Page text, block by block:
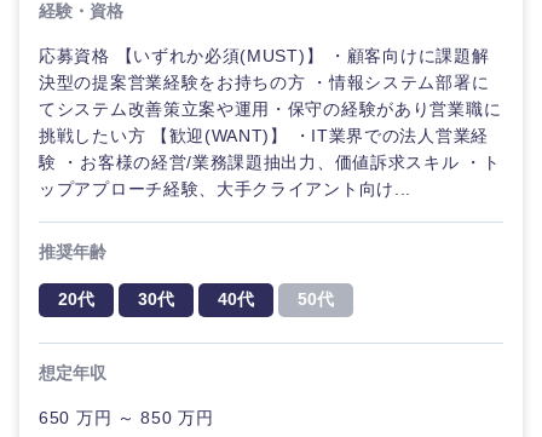
近畿地方
滋賀県 京都府
大阪府 兵庫県
奈良県
経験・資格
応募資格 【いずれか必須(MUST)】 ・顧客向けに課題解
決型の提案営業経験をお持ちの方 ・情報システム部署に
てシステム改善策立案や運用・保守の経験があり営業職に
挑戦したい方 【歓迎(WANT)】 ・IT業界での法人営業経
験 ・お客様の経営/業務課題抽出力、価値訴求スキル ・ト
ップアプローチ経験、大手クライアント向け...
推奨年齢
20代 30代 40代 50代
想定年収
650 万円 ～ 850 万円